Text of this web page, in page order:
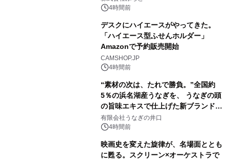
素泊りプラン
4時間前
デスクにハイエースがやってきた。
「ハイエース型ふせんホルダー」
Amazonで予約販売開始
CAMSHOP.JP
4時間前
“素材の次は、たれで勝負。”全国約
5％の浜名湖産うなぎを、 うなぎの頭
の旨味エキスで仕上げた新ブランド
「井口の誉」誕生
有限会社うなぎの井口
4時間前
映画史を変えた旋律が、名場面ととも
に甦る。スクリーン×オーケストラで